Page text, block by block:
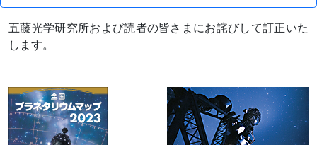
五藤光学研究所および読者の皆さまにお詫びして訂正いた
します。